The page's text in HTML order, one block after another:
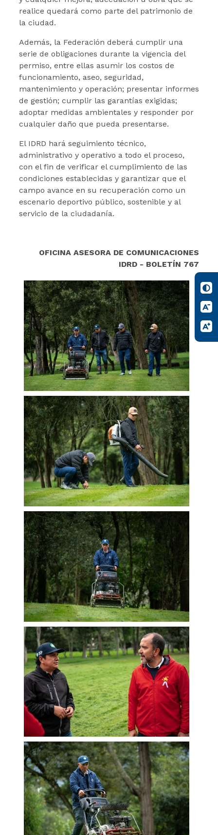
realice quedará como parte del patrimonio de
la ciudad.
Además, la Federación deberá cumplir una
serie de obligaciones durante la vigencia del
permiso, entre ellas asumir los costos de
funcionamiento, aseo, seguridad,
mantenimiento y operación; presentar informes
de gestión; cumplir las garantías exigidas;
adoptar medidas ambientales y responder por
cualquier daño que pueda presentarse.
El IDRD hará seguimiento técnico,
administrativo y operativo a todo el proceso,
con el fin de verificar el cumplimiento de las
condiciones establecidas y garantizar que el
campo avance en su recuperación como un
escenario deportivo público, sostenible y al
servicio de la ciudadanía.
OFICINA ASESORA DE COMUNICACIONES
IDRD - BOLETÍN 767